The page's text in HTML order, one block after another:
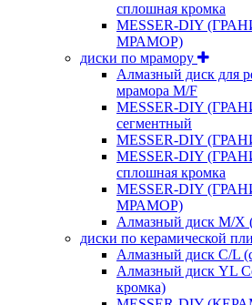
сплошная кромка
MESSER-DIY
МРАМОР)
диски по мрамору
Алмазный диск для
мрамора M/F
MESSER-DIY
сегментный
MESSER-DIY
MESSER-DIY
сплошная кромка
MESSER-DIY
МРАМОР)
Алмазный диск M/X
диски по керамической
Алмазный диск C/L
Алмазный диск YL
кромка)